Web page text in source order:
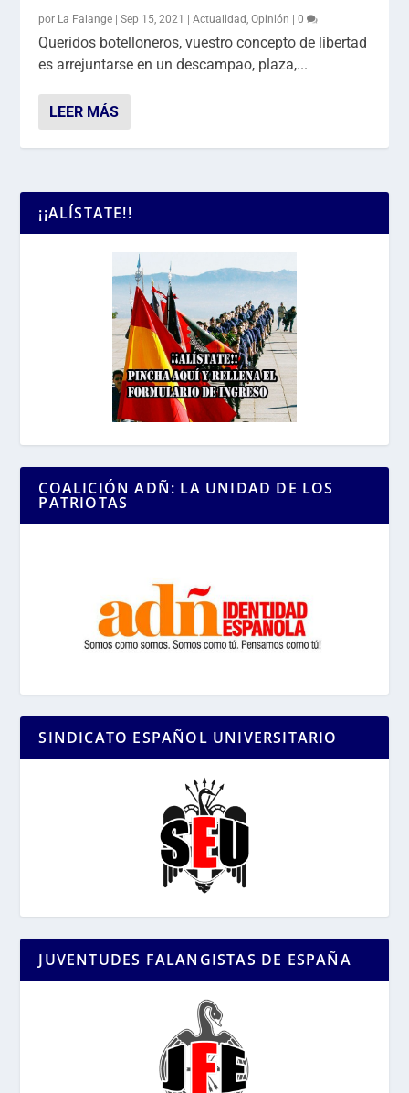
por La Falange |Sep 15, 2021 |Actualidad ,Opinión |0
Queridos botelloneros, vuestro concepto de libertad
es arrejuntarse en un descampao, plaza,...
LEER MÁS
¡¡ALÍSTATE!!
COALICIÓN ADÑ: LA UNIDAD DE LOS
PATRIOTAS
SINDICATO ESPAÑOL UNIVERSITARIO
JUVENTUDES FALANGISTAS DE ESPAÑA